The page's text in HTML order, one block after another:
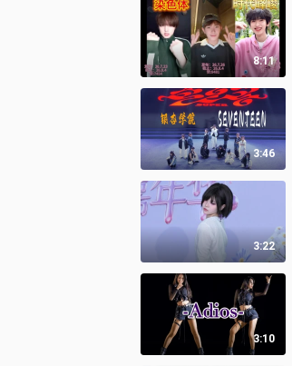
8:11
3:46
3:22
3:10